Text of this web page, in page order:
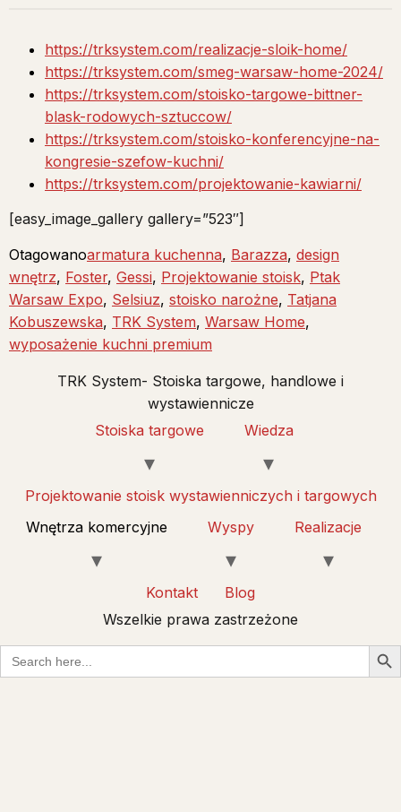
https://trksystem.com/realizacje-sloik-home/
https://trksystem.com/smeg-warsaw-home-2024/
https://trksystem.com/stoisko-targowe-bittner-
blask-rodowych-sztuccow/
https://trksystem.com/stoisko-konferencyjne-na-
kongresie-szefow-kuchni/
https://trksystem.com/projektowanie-kawiarni/
[easy_image_gallery gallery=”523″]
Otagowanoarmatura kuchenna, Barazza, design
wnętrz, Foster, Gessi, Projektowanie stoisk, Ptak
Warsaw Expo, Selsiuz, stoisko narożne, Tatjana
Kobuszewska, TRK System, Warsaw Home,
wyposażenie kuchni premium
TRK System- Stoiska targowe, handlowe i
wystawiennicze
Stoiska targowe
Wiedza
Projektowanie stoisk wystawienniczych i targowych
Wnętrza komercyjne
Wyspy Realizacje
Kontakt
Blog
Wszelkie prawa zastrzeżone
Search
for: